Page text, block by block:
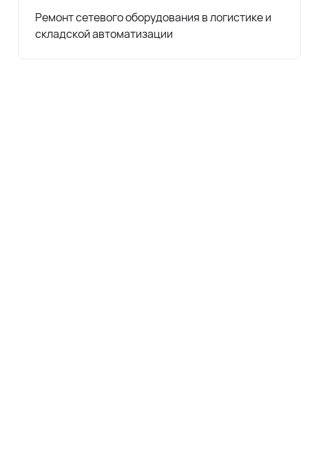
Ремонт сетевого оборудования в логистике и
складской автоматизации